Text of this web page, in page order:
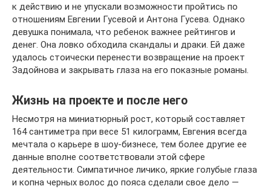
к действию и не упускали возможности пройтись по
отношениям Евгении Гусевой и Антона Гусева. Однако
девушка понимала, что ребенок важнее рейтингов и
денег. Она ловко обходила скандалы и драки. Ей даже
удалось стоически перенести возвращение на проект
Задойнова и закрывать глаза на его показные романы.
Жизнь на проекте и после него
Несмотря на миниатюрный рост, который составляет
164 сантиметра при весе 51 килограмм, Евгения всегда
мечтала о карьере в шоу-бизнесе, тем более другие ее
данные вполне соответствовали этой сфере
деятельности. Симпатичное личико, яркие голубые глаза
и копна черных волос до пояса сделали свое дело —